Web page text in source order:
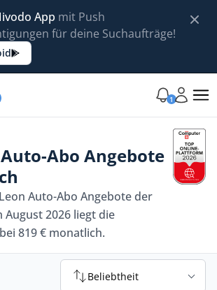
App mit Push
für deine Suchaufträge!
1
Abo Angebote
Auto-Abo Angebote der
August 2026 liegt die
819 € monatlich.
Beliebtheit